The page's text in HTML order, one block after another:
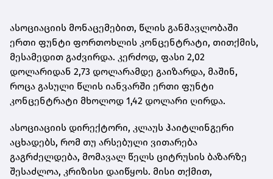
ასოციაციის მონაცემებით, წლის განმავლობაში
ერთი ფუნტი ფორთოხლის კონცენტრატი, თითქმის,
მესამედით გაძვირდა. კერძოდ, ფასი 2,02
დოლარიდან 2,73 დოლარამდე გაიზარდა, მაშინ,
როცა გასული წლის იანვარში ერთი ფუნტი
კონცენტრატი მხოლოდ 1,42 დოლარი ღირდა.
ასოციაციის დირექტორი, კლაუს ჰაიტლინგერი
აცხადებს, რომ თუ არსებული ვითარება
გაგრძელდება, მომავალ წელს ციტრუსის ბაზარზე
შესაძლოა, კრიზისი დაიწყოს. მისი თქმით,